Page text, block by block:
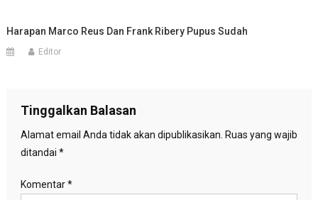
Harapan Marco Reus Dan Frank Ribery Pupus Sudah
Editor
Tinggalkan Balasan
Alamat email Anda tidak akan dipublikasikan. Ruas yang wajib
ditandai *
Komentar*